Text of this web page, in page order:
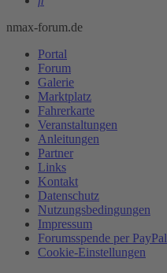
nmax-forum.de
Portal
Forum
Galerie
Marktplatz
Fahrerkarte
Veranstaltungen
Anleitungen
Partner
Links
Kontakt
Datenschutz
Nutzungsbedingungen
Impressum
Forumsspende per PayPal
Cookie-Einstellungen